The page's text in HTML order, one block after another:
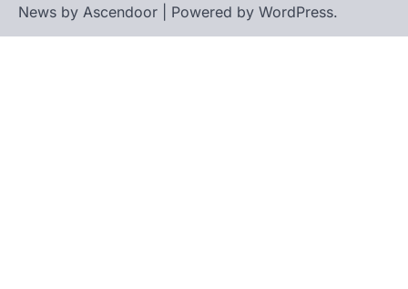
News by Ascendoor | Powered by WordPress.